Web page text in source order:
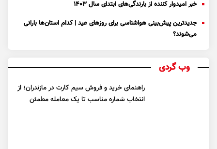
خبر امیدوار کننده از بارندگی‌های ابتدای سال ۱۴۰۳
جدیدترین پیش‌بینی هواشناسی برای روزهای عید | کدام استان‌ها بارانی
می‌شوند؟
وب گردی
راهنمای خرید و فروش سیم کارت در مازندران؛ از
انتخاب شماره مناسب تا یک معامله مطمئن